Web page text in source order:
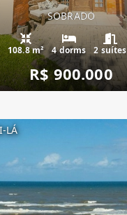
SOBRADO
108.8 m² 4 dorms 2 suítes
R$ 900.000
LÁ